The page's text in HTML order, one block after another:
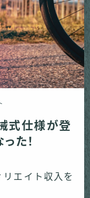
式仕様が登
た！
エイト収入を